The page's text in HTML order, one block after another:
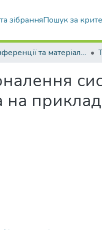
зібранняПошук за
Конференції та матеріали конференцій
на